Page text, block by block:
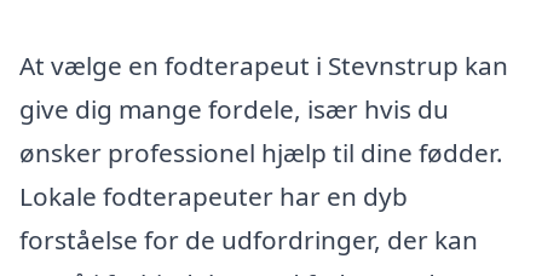
At vælge en fodterapeut i Stevnstrup kan
give dig mange fordele, især hvis du
ønsker professionel hjælp til dine fødder.
Lokale fodterapeuter har en dyb
forståelse for de udfordringer, der kan